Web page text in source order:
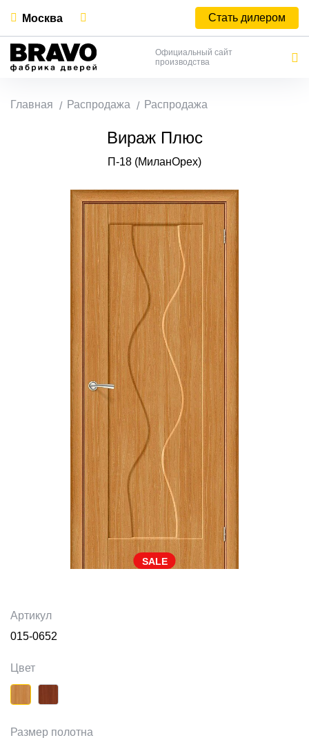
Москва Стать дилером
Официальный сайт
производства
Главная Распродажа Распродажа
Вираж Плюс
П-18 (МиланОрех)
SALE
Артикул
015-0652
Цвет
Размер полотна